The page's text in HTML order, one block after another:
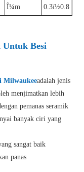
Î¼m 0.3ï½0.8
Untuk Besi
Milwaukeeadalah jenis
menjimatkan lebih
pemanas seramik
banyak ciri yang
sangat baik
panas